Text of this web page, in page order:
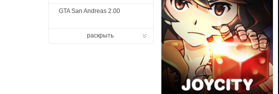
GTA San Andreas 2.00
раскрыть